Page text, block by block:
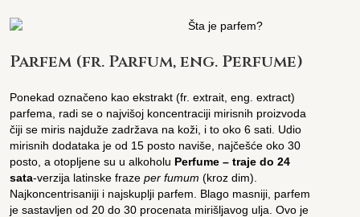
Parfem (fr. Parfum, eng. Perfume)
Ponekad označeno kao ekstrakt (fr. extrait, eng. extract)
parfema, radi se o najvišoj koncentraciji mirisnih proizvoda
čiji se miris najduže zadržava na koži, i to oko 6 sati. Udio
mirisnih dodataka je od 15 posto naviše, najčešće oko 30
posto, a otopljene su u alkoholu Perfume – traje do 24
sata-verzija latinske frazeper fumum (kroz dim).
Najkoncentrisaniji i najskuplji parfem. Blago masniji, parfem
je sastavljen od 20 do 30 procenata mirišljavog ulja. Ovo je